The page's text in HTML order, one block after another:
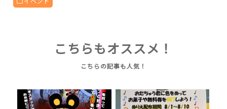
イベント
こちらもオススメ！